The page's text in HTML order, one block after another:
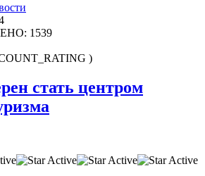
1539
)
стать центром